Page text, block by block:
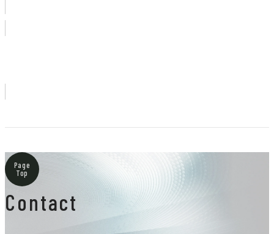
Page
Top
Contact